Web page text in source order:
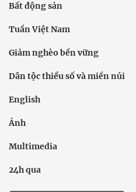
Bất động sản
Tuần Việt Nam
Giảm nghèo bền vững
Dân tộc thiểu số và miền núi
English
Ảnh
Multimedia
24h qua